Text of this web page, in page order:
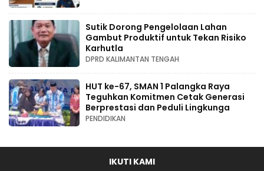
Sutik Dorong Pengelolaan Lahan
Gambut Produktif untuk Tekan Risiko
Karhutla
DPRD KALIMANTAN TENGAH
HUT ke-67, SMAN 1 Palangka Raya
Teguhkan Komitmen Cetak Generasi
Berprestasi dan Peduli Lingkunga
PENDIDIKAN
IKUTI KAMI